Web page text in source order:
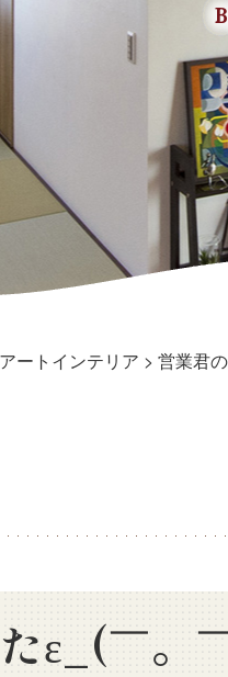
ートインテリア > 営業君
ε_(￣。